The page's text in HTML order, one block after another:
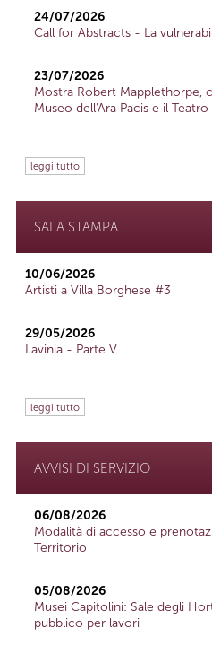
24/07/2026
Call for Abstracts - La
23/07/2026
Mostra Robert Mapplethorpe,
Museo dell'Ara Pacis e il
leggi tutto
SALA STAMPA
10/06/2026
Artisti a Villa Borghese #3
29/05/2026
Lavinia - Parte V
leggi tutto
AVVISI DI SERVIZIO
06/08/2026
Modalità di accesso e
Territorio
05/08/2026
Musei Capitolini: Sale degli
pubblico per lavori